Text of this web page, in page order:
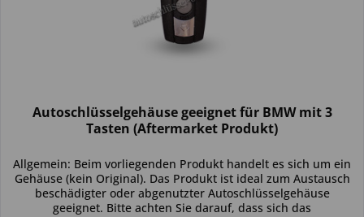
Autoschlüsselgehäuse geeignet für BMW mit 3
Tasten (Aftermarket Produkt)
Allgemein: Beim vorliegenden Produkt handelt es sich um ein
Gehäuse (kein Original). Das Produkt ist ideal zum Austausch
beschädigter oder abgenutzter Autoschlüsselgehäuse
geeignet. Bitte achten Sie darauf, dass sich das